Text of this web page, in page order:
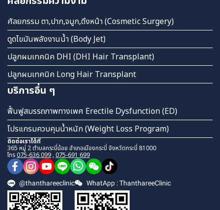
ศัลยกรรม ตา,ปาก,จมูก,ดึงหน้า (Cosmetic Surgery)
ดูดไขมันพลังงานน้ำ (Body Jet)
ปลูกผมเทคนิค DHI (DHI Hair Transplant)
ปลูกผมเทคนิค Long Hair Transplant
บริการอื่น ๆ
ฟื้นฟูสมรรถภาพทางเพศ Erectile Dysfunction (ED)
โปรแกรมควบคุมน้ำหนัก (Weight Loss Program)
ติดต่อเราได้ที่
365 หมู่ 2 ตำบลกระบี่น้อย อำเภอเมืองกระบี่ จังหวัดกระบี่ 81000
โทร075-636 099,075-691 699
@thanthareeclinic WhatApp : ThanthareeClinic